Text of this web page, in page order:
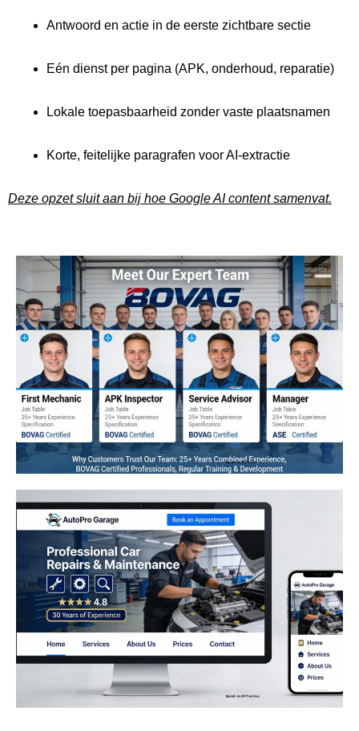
Antwoord en actie in de eerste zichtbare sectie
Eén dienst per pagina (APK, onderhoud, reparatie)
Lokale toepasbaarheid zonder vaste plaatsnamen
Korte, feitelijke paragrafen voor AI-extractie
Deze opzet sluit aan bij hoe Google AI content samenvat.